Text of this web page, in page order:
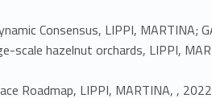
Consensus, LIPPI, MARTINA;
hazelnut orchards, LIPPI,
Roadmap, LIPPI, MARTINA, , 2022